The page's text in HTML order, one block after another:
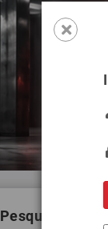
Pesquisa de